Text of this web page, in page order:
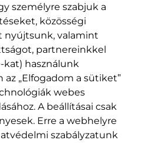
szabályzat
program
41.
400489 Kolozsvár,
Majális utca, 60.
szám
tel/fax:0264 590 758
email:
office@rmdsz.ro
személyre szabjuk a
közösségi
nyújtsunk, valamint
partnereinkkel
használunk
„Elfogadom a sütiket”
webes
A beállításai csak
Erre a webhelyre
szabályzatunk